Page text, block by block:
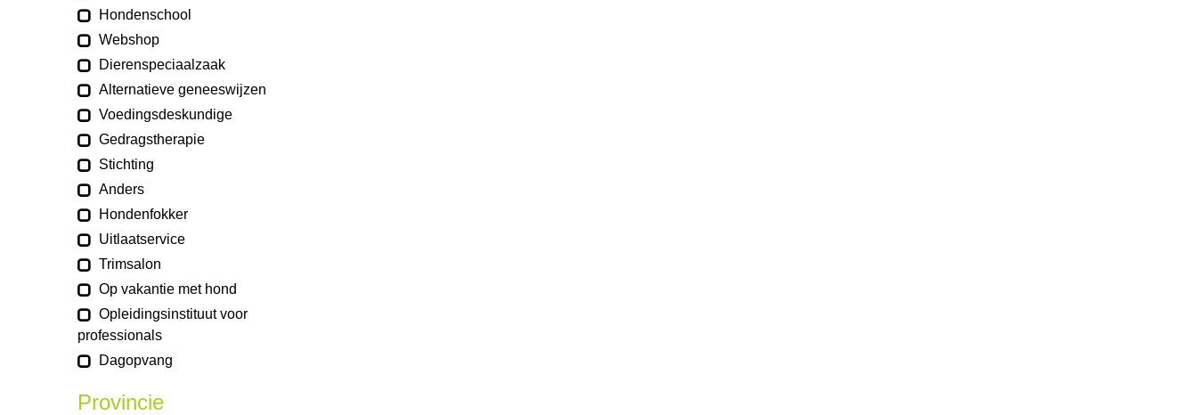
Hondenschool
Webshop
Dierenspeciaalzaak
Alternatieve geneeswijzen
Voedingsdeskundige
Gedragstherapie
Stichting
Anders
Hondenfokker
Uitlaatservice
Trimsalon
Op vakantie met hond
Opleidingsinstituut voor
professionals
Dagopvang
Provincie